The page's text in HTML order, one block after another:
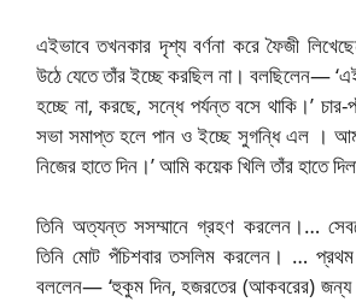
এইভাবে তখনকার দৃশ্য বর্ণনা করে ফৈজী
উঠে যেতে তাঁর ইচ্ছে করছিল না। বলছিলেন— ‘এই
হচ্ছে না, করছে, সন্ধে পর্যন্ত বসে থাকি।’
সভা সমাপ্ত হলে পান ও ইচ্ছে সুগন্ধি এল ।
নিজের হাতে দিন।’ আমি কয়েক খিলি তাঁর হাতে
তিনি অত্যন্ত সসম্মানে গ্রহণ করলেন।…
তিনি মোট পঁচিশবার তসলিম করলেন। …
বললেন— ‘হুকুম দিন, হজরতের (আকবরের) জন্য